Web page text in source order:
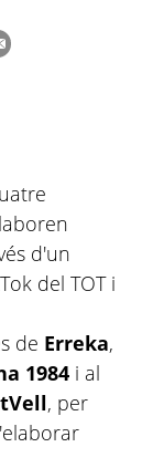
d'un
del TOT i
de Erreka,
1984 i al
, per